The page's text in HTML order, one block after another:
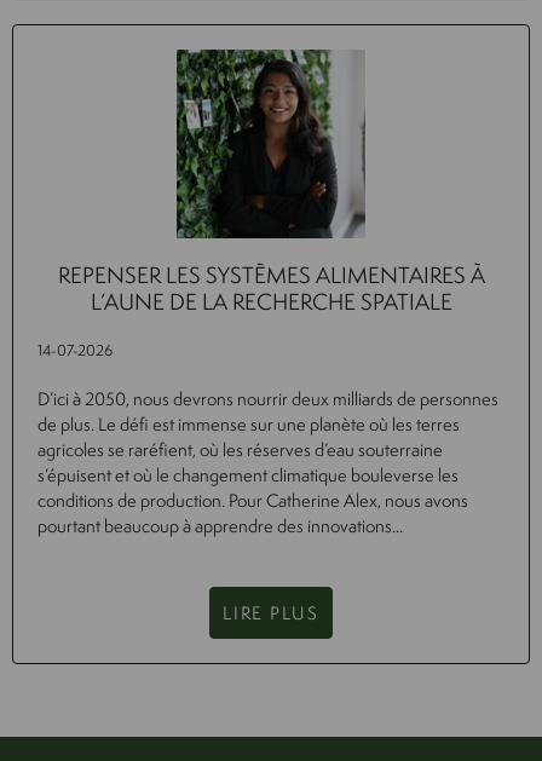
REPENSER LES SYSTÈMES ALIMENTAIRES À
L’AUNE DE LA RECHERCHE SPATIALE
14-07-2026
D’ici à 2050, nous devrons nourrir deux milliards de personnes
de plus. Le défi est immense sur une planète où les terres
agricoles se raréfient, où les réserves d’eau souterraine
s’épuisent et où le changement climatique bouleverse les
conditions de production. Pour Catherine Alex, nous avons
pourtant beaucoup à apprendre des innovations...
LIRE PLUS